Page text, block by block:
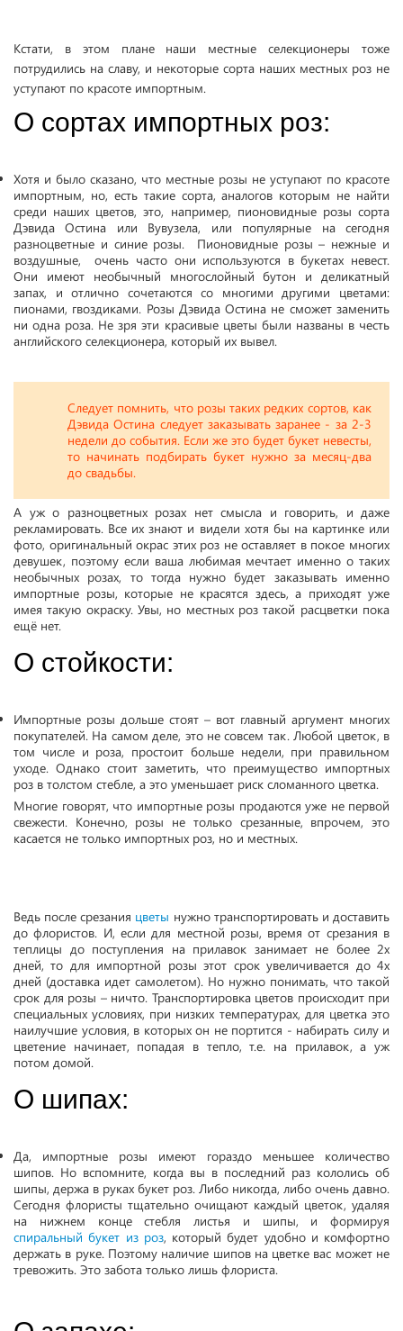
Кстати, в этом плане наши местные селекционеры тоже
потрудились на славу, и некоторые сорта наших местных роз не
уступают по красоте импортным.
О сортах импортных роз:
Хотя и было сказано, что местные розы не уступают по красоте
импортным, но, есть такие сорта, аналогов которым не найти
среди наших цветов, это, например, пионовидные розы сорта
Дэвида Остина или Вувузела, или популярные на сегодня
разноцветные и синие розы. Пионовидные розы – нежные и
воздушные, очень часто они используются в букетах невест.
Они имеют необычный многослойный бутон и деликатный
запах, и отлично сочетаются со многими другими цветами:
пионами, гвоздиками. Розы Дэвида Остина не сможет заменить
ни одна роза. Не зря эти красивые цветы были названы в честь
английского селекционера, который их вывел.
Следует помнить, что розы таких редких сортов, как
Дэвида Остина следует заказывать заранее - за 2-3
недели до события. Если же это будет букет невесты,
то начинать подбирать букет нужно за месяц-два
до свадьбы.
А уж о разноцветных розах нет смысла и говорить, и даже
рекламировать. Все их знают и видели хотя бы на картинке или
фото, оригинальный окрас этих роз не оставляет в покое многих
девушек, поэтому если ваша любимая мечтает именно о таких
необычных розах, то тогда нужно будет заказывать именно
импортные розы, которые не красятся здесь, а приходят уже
имея такую окраску. Увы, но местных роз такой расцветки пока
ещё нет.
О стойкости:
Импортные розы дольше стоят – вот главный аргумент многих
покупателей. На самом деле, это не совсем так. Любой цветок, в
том числе и роза, простоит больше недели, при правильном
уходе. Однако стоит заметить, что преимущество импортных
роз в толстом стебле, а это уменьшает риск сломанного цветка.
Многие говорят, что импортные розы продаются уже не первой
свежести. Конечно, розы не только срезанные, впрочем, это
касается не только импортных роз, но и местных.
Ведь после срезания цветы нужно транспортировать и доставить
до флористов. И, если для местной розы, время от срезания в
теплицы до поступления на прилавок занимает не более 2х
дней, то для импортной розы этот срок увеличивается до 4х
дней (доставка идет самолетом). Но нужно понимать, что такой
срок для розы – ничто. Транспортировка цветов происходит при
специальных условиях, при низких температурах, для цветка это
наилучшие условия, в которых он не портится - набирать силу и
цветение начинает, попадая в тепло, т.е. на прилавок, а уж
потом домой.
О шипах:
Да, импортные розы имеют гораздо меньшее количество
шипов. Но вспомните, когда вы в последний раз кололись об
шипы, держа в руках букет роз. Либо никогда, либо очень давно.
Сегодня флористы тщательно очищают каждый цветок, удаляя
на нижнем конце стебля листья и шипы, и формируя
спиральный букет из роз, который будет удобно и комфортно
держать в руке. Поэтому наличие шипов на цветке вас может не
тревожить. Это забота только лишь флориста.